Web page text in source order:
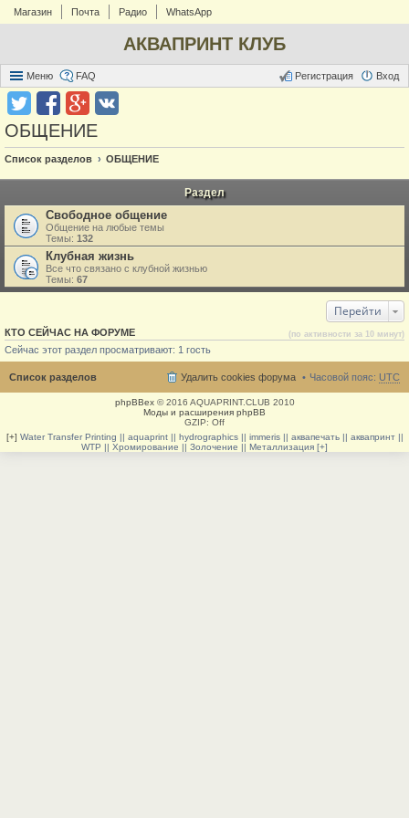
Магазин Почта Радио WhatsApp
АКВАПРИНТ КЛУБ
Меню FAQ Вход
Регистрация
ОБЩЕНИЕ
Список разделов ОБЩЕНИЕ
Раздел
Свободное общение
Общение на любые темы
Темы: 132
Клубная жизнь
Все что связано с клубной жизнью
Темы: 67
Перейти
КТО СЕЙЧАС НА ФОРУМЕ (по активности за 10 минут)
Сейчас этот раздел просматривают: 1 гость
Список разделов Часовой пояс: UTC
Удалить cookies форума
phpBBex© 2016 AQUAPRINT.CLUB 2010
Моды и расширения phpBB
GZIP: Off
[+] Water Transfer Printing || aquaprint || hydrographics || immeris || аквапечать || аквапринт ||
WTP || Хромирование || Золочение || Металлизация [+]